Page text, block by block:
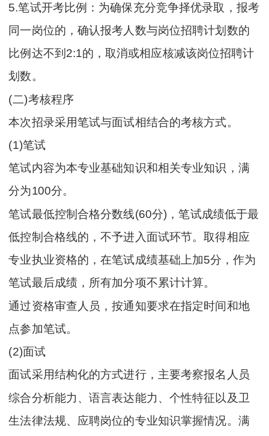
5.笔试开考比例：为确保充分竞争择优录取，报考
同一岗位的，确认报考人数与岗位招聘计划数的
比例达不到2:1的，取消或相应核减该岗位招聘计
划数。
(二)考核程序
本次招录采用笔试与面试相结合的考核方式。
(1)笔试
笔试内容为本专业基础知识和相关专业知识，满
分为100分。
笔试最低控制合格分数线(60分)，笔试成绩低于最
低控制合格线的，不予进入面试环节。取得相应
专业执业资格的，在笔试成绩基础上加5分，作为
笔试最后成绩，所有加分项不累计计算。
通过资格审查人员，按通知要求在指定时间和地
点参加笔试。
(2)面试
面试采用结构化的方式进行，主要考察报名人员
综合分析能力、语言表达能力、个性特征以及卫
生法律法规、应聘岗位的专业知识掌握情况。满